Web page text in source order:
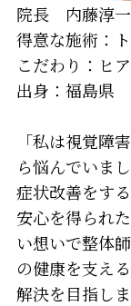
院長 内藤淳
得意な施術：
こだわり：ヒ
出身：福島県
「私は視覚障
ら悩んでいま
症状改善をす
安心を得られ
い想いで整体
の健康を支え
解決を目指しま